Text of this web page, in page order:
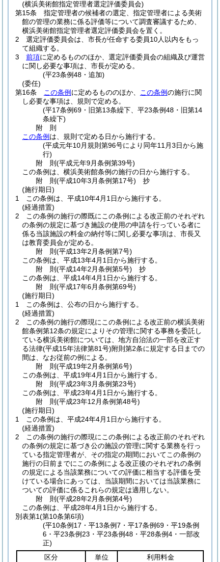
(横浜美術館指定管理者選定評価委員会)
第15条
指定管理者の候補者の選定、指定管理者による美術
館の管理の業務に係る評価等について調査審議するため、
横浜美術館指定管理者選定評価委員会を置く。
2
選定評価委員会は、市長が任命する委員10人以内をもっ
て組織する。
3
前項に定めるもののほか、選定評価委員会の組織及び運営
に関し必要な事項は、市長が定める。
(平23条例48・追加)
(委任)
第16条
この条例 に定めるもののほか、 この条例の施行に関
し必要な事項は、規則で定める。
(平17条例69・旧第13条繰下、平23条例48・旧第14
条繰下)
附 則
この条例 は、規則で定める日から施行する。
(平成元年10月規則第96号により同年11月3日から施
行)
附 則(平成元年9月条例第39号)
この条例は、横浜美術館条例の施行の日から施行する。
附 則(平成10年3月条例第17号) 抄
(施行期日)
1
この条例は、平成10年4月1日から施行する。
(経過措置)
2
この条例の施行の際既にこの条例による改正前のそれぞれ
の条例の規定に基づき施設の使用の申請を行っている者に
係る当該施設の料金の納付等に関し必要な事項は、市長又
は教育委員会が定める。
附 則(平成13年2月条例第7号)
この条例は、平成13年4月1日から施行する。
附 則(平成14年2月条例第5号) 抄
この条例は、平成14年4月1日から施行する。
附 則(平成17年6月条例第69号)
(施行期日)
1
この条例は、公布の日から施行する。
(経過措置)
2
この条例の施行の際現にこの条例による改正前の横浜美術
館条例第12条の規定によりその管理に関する事務を委託し
ている横浜美術館については、地方自治法の一部を改正す
る法律(平成15年法律第81号)附則第2条に規定する日までの
間は、なお従前の例による。
附 則(平成19年2月条例第6号)
この条例は、平成19年4月1日から施行する。
附 則(平成23年3月条例第23号)
この条例は、平成23年4月1日から施行する。
附 則(平成23年12月条例第48号)
(施行期日)
1
この条例は、平成24年4月1日から施行する。
(経過措置)
2
この条例の施行の際現にこの条例による改正前のそれぞれ
の条例の規定に基づき公の施設の管理に関する業務を行っ
ている指定管理者が、その指定の期間においてこの条例の
施行の日前までにこの条例による改正後のそれぞれの条例
の規定による当該業務についての評価に相当する評価を受
けている場合にあっては、当該期間においては当該業務に
ついての評価に係るこれらの規定は適用しない。
附 則(平成28年2月条例第4号)
この条例は、平成28年4月1日から施行する。
別表第1(第10条第6項)
(平10条例17・平13条例7・平17条例69・平19条例
6・平23条例23・平23条例48・平28条例4・一部改
正)
区分
単位
利用料金